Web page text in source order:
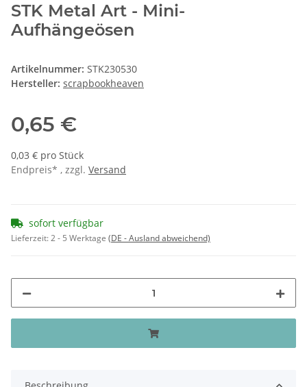
STK Metal Art - Mini-
Aufhängeösen
Artikelnummer: STK230530
Hersteller: scrapbookheaven
0,65 €
0,03 € pro Stück
Endpreis* , zzgl. Versand
sofort verfügbar
Lieferzeit:2 - 5 Werktage (DE - Ausland abweichend)